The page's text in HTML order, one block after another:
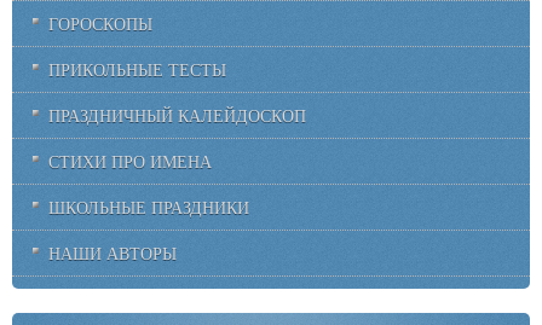
ГОРОСКОПЫ
ПРИКОЛЬНЫЕ ТЕСТЫ
ПРАЗДНИЧНЫЙ КАЛЕЙДОСКОП
СТИХИ ПРО ИМЕНА
ШКОЛЬНЫЕ ПРАЗДНИКИ
НАШИ АВТОРЫ